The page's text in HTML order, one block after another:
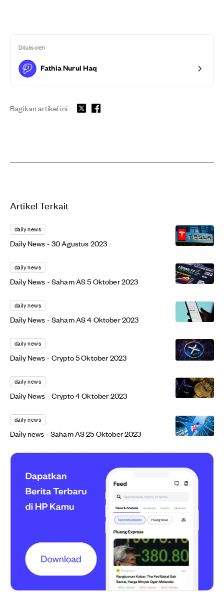
Ditulis oleh
Fathia Nurul Haq
Bagikan artikel ini
Artikel Terkait
daily news
Daily News - 30 Agustus 2023
daily news
Daily News - Saham AS 5 Oktober 2023
daily news
Daily News - Saham AS 4 Oktober 2023
daily news
Daily News - Crypto 5 Oktober 2023
daily news
Daily News - Crypto 4 Oktober 2023
daily news
Daily news - Saham AS 25 Oktober 2023